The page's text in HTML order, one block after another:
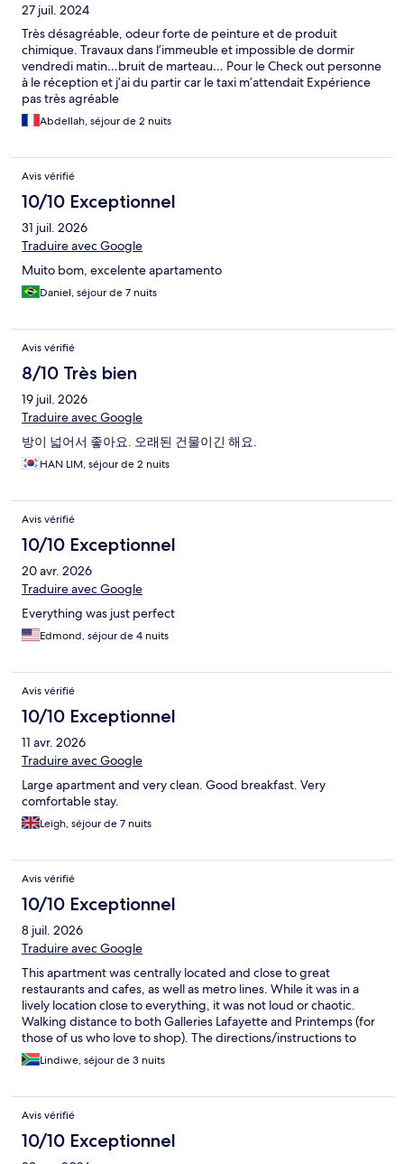
27 juil. 2024
Très désagréable, odeur forte de peinture et de produit
chimique. Travaux dans l’immeuble et impossible de dormir
vendredi matin…bruit de marteau… Pour le Check out personne
à le réception et j’ai du partir car le taxi m’attendait Expérience
pas très agréable
Abdellah, séjour de 2 nuits
Avis vérifié
10/10 Exceptionnel
31 juil. 2026
Traduire avec Google
Muito bom, excelente apartamento
Daniel, séjour de 7 nuits
Avis vérifié
8/10 Très bien
19 juil. 2026
Traduire avec Google
방이 넓어서 좋아요. 오래된 건물이긴 해요.
HAN LIM, séjour de 2 nuits
Avis vérifié
10/10 Exceptionnel
20 avr. 2026
Traduire avec Google
Everything was just perfect
Edmond, séjour de 4 nuits
Avis vérifié
10/10 Exceptionnel
11 avr. 2026
Traduire avec Google
Large apartment and very clean. Good breakfast. Very
comfortable stay.
Leigh, séjour de 7 nuits
Avis vérifié
10/10 Exceptionnel
8 juil. 2026
Traduire avec Google
This apartment was centrally located and close to great
restaurants and cafes, as well as metro lines. While it was in a
lively location close to everything, it was not loud or chaotic.
Walking distance to both Galleries Lafayette and Printemps (for
those of us who love to shop). The directions/instructions to
access the property were clear and easy to follow. Inside, the
apartment was tastefully furnished and wonderfully clean. The
the L'Occitane toiletries :) Very very happy with my choice of this
apartment!
Lindiwe, séjour de 3 nuits
Avis vérifié
10/10 Exceptionnel